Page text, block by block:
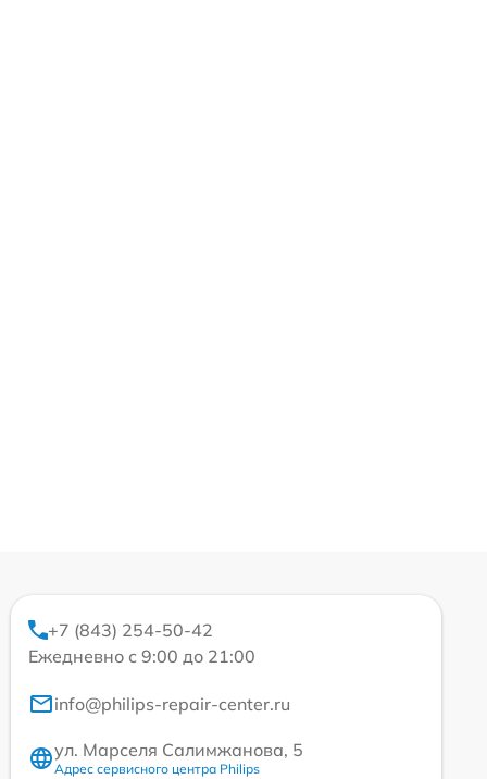
+7 (843) 254-50-42
Ежедневно с 9:00 до 21:00
info@philips-repair-center.ru
ул. Марселя Салимжанова, 5
Адрес сервисного центра Philips